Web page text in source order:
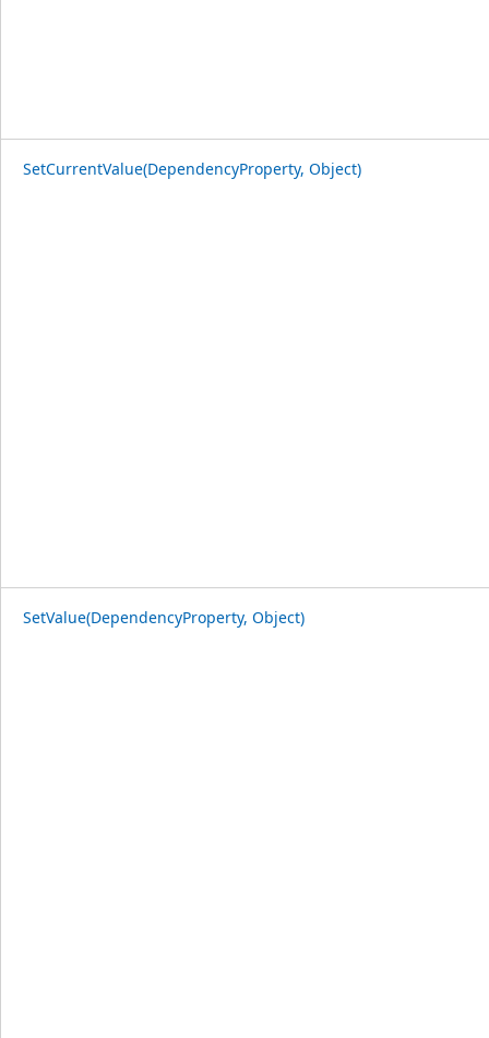
SetCurrentValue(DependencyProperty, Object)
SetValue(DependencyProperty, Object)